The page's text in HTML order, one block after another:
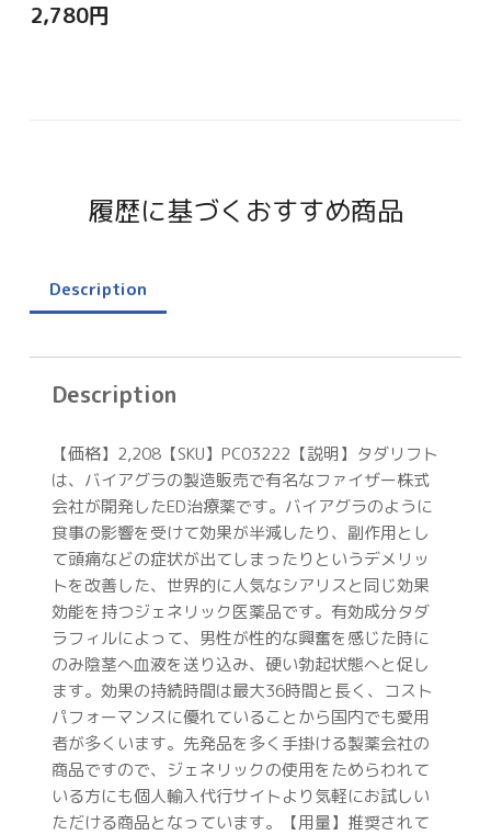
2,780円
履歴に基づくおすすめ商品
Description
Description
【価格】2,208【SKU】PC03222【説明】タダリフト
は、バイアグラの製造販売で有名なファイザー株式
会社が開発したED治療薬です。バイアグラのように
食事の影響を受けて効果が半減したり、副作用とし
て頭痛などの症状が出てしまったりというデメリッ
トを改善した、世界的に人気なシアリスと同じ効果
効能を持つジェネリック医薬品です。有効成分タダ
ラフィルによって、男性が性的な興奮を感じた時に
のみ陰茎へ血液を送り込み、硬い勃起状態へと促し
ます。効果の持続時間は最大36時間と長く、コスト
パフォーマンスに優れていることから国内でも愛用
者が多くいます。先発品を多く手掛ける製薬会社の
商品ですので、ジェネリックの使用をためらわれて
いる方にも個人輸入代行サイトより気軽にお試しい
ただける商品となっています。【用量】推奨されて